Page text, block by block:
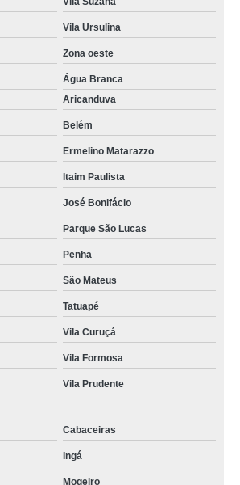
Vila Ursulina
Zona oeste
Água Branca
Aricanduva
Belém
Ermelino Matarazzo
Itaim Paulista
José Bonifácio
Parque São Lucas
Penha
São Mateus
Tatuapé
Vila Curuçá
Vila Formosa
Vila Prudente
Cabaceiras
Ingá
Mogeiro